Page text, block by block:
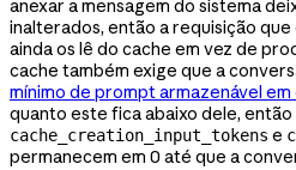
anexar a mensagem do sistema
inalterados, então a requisição
ainda os lê do cache em vez de
cache também exige que a
mínimo de prompt armazenável em
quanto este fica abaixo dele, então
cache_creation_input_tokens e
permanecem em 0 até que a